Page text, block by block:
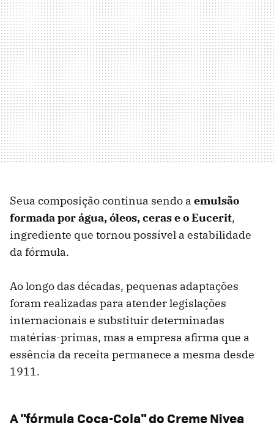
Seua composição continua sendo a emulsão
formada por água, óleos, ceras e o Eucerit,
ingrediente que tornou possível a estabilidade
da fórmula.
Ao longo das décadas, pequenas adaptações
foram realizadas para atender legislações
internacionais e substituir determinadas
matérias-primas, mas a empresa afirma que a
essência da receita permanece a mesma desde
1911.
A "fórmula Coca-Cola" do Creme Nivea